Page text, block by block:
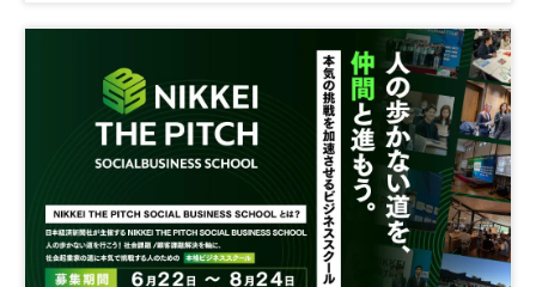
リーダーシップ 新規事業 参加無料